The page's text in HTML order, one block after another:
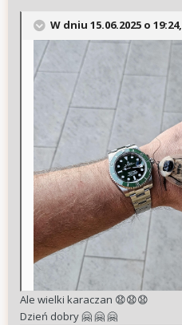
W dniu 15.06.2025 o 19:24,
Ale wielki karaczan 😧😧😧
Dzień dobry 🤗 🤗 🤗